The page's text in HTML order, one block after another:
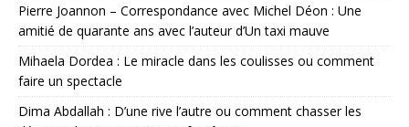
Pierre Joannon – Correspondance avec Michel Déon : Une
amitié de quarante ans avec l’auteur d’Un taxi mauve
Mihaela Dordea : Le miracle dans les coulisses ou comment
faire un spectacle
Dima Abdallah : D’une rive l’autre ou comment chasser les